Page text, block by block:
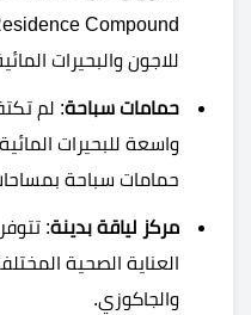
للاجون والبحيرات
حمامات سباحة: لم
واسعة للبحيرات
حمامات سباحة
مركز لياقة بدينة:
العناية الصحية
والجاكوزي.